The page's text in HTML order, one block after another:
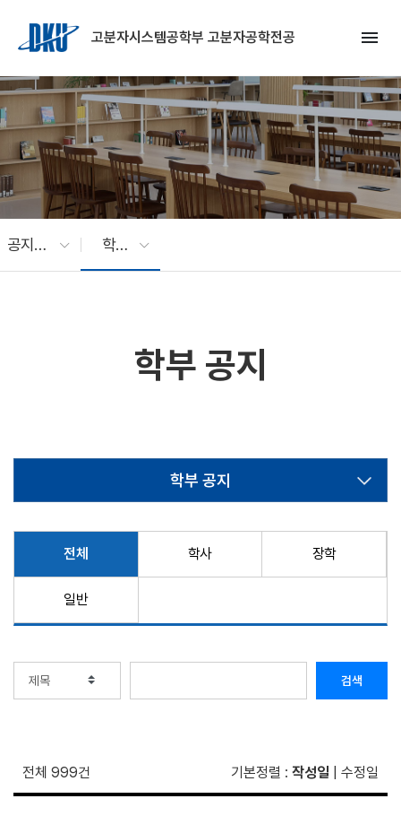
고분자시스템공학부 고분자공학전공
menu
공지사항 학부 공지
학부 공지
학부 공지
전체 학사 장학
일반
검색
전체 999건 기본정렬 : 작성일 수정일